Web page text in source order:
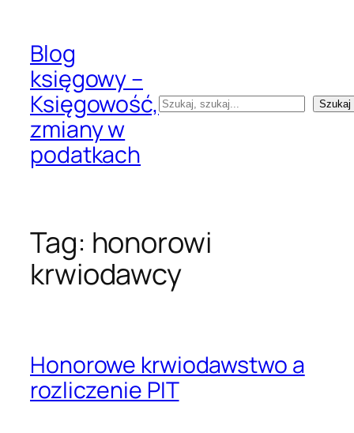
treściBlog
księgowy –
Księgowość,
zmiany w
podatkach
Szukaj Szukaj
Tag: honorowi
krwiodawcy
Honorowe krwiodawstwo a
rozliczenie PIT